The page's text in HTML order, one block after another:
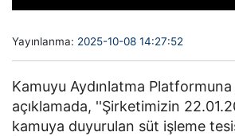
Yayınlanma: 2025-10-08 14:27:52
Kamuyu Aydınlatma Platformuna
açıklamada, ''Şirketimizin
kamuya duyurulan süt işleme